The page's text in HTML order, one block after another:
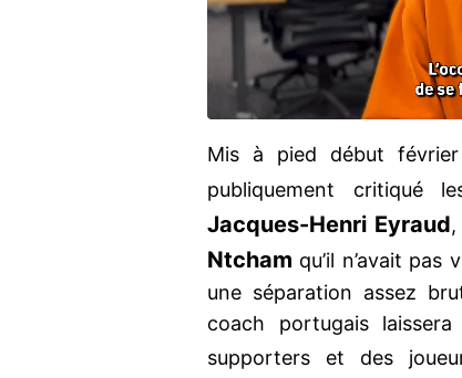
Mis à pied début
publiquement critiqué
Jacques-Henri Eyraud,
Ntcham qu’il n’avait pas
une séparation assez
coach portugais
supporters et des